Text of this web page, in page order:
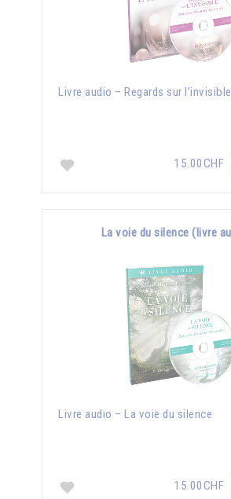
Livre audio – Regards sur l’invisible
15.00CHF
La voie du silence (livre
Livre audio – La voie du silence
15.00CHF